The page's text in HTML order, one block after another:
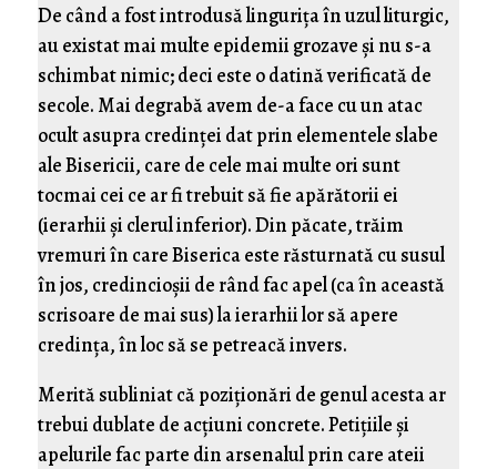
De când a fost introdusă lingurița în uzul liturgic,
au existat mai multe epidemii grozave și nu s-a
schimbat nimic; deci este o datină verificată de
secole. Mai degrabă avem de-a face cu un atac
ocult asupra credinței dat prin elementele slabe
ale Bisericii, care de cele mai multe ori sunt
tocmai cei ce ar fi trebuit să fie apărătorii ei
(ierarhii și clerul inferior). Din păcate, trăim
vremuri în care Biserica este răsturnată cu susul
în jos, credincioșii de rând fac apel (ca în această
scrisoare de mai sus) la ierarhii lor să apere
credința, în loc să se petreacă invers.
Merită subliniat că poziționări de genul acesta ar
trebui dublate de acțiuni concrete. Petițiile și
apelurile fac parte din arsenalul prin care ateii